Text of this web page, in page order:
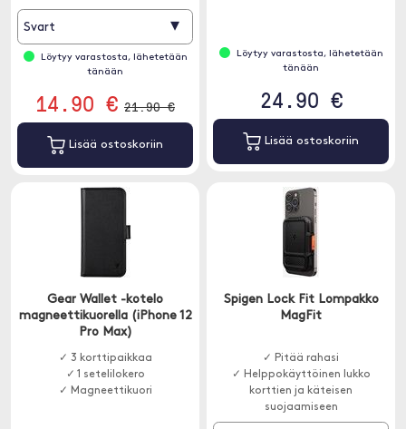
Svart ▾
Löytyy varastosta, lähetetään
tänään
14.90 € 21.90 €
Lisää ostoskoriin
Löytyy varastosta, lähetetään
tänään
24.90 €
Lisää ostoskoriin
Gear Wallet -kotelo
magneettikuorella (iPhone 12
Pro Max)
✓ 3 korttipaikkaa
✓ 1 setelilokero
✓ Magneettikuori
Spigen Lock Fit Lompakko
MagFit
✓ Pitää rahasi
✓ Helppokäyttöinen lukko
korttien ja käteisen
suojaamiseen